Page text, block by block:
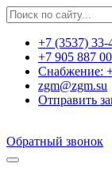
+7 (3537) 33-
+7 905 887
Снабжение:
zgm@zgm.su
Отправить
Обратный звонок